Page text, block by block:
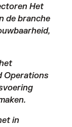
Het
de branche
Operations
in